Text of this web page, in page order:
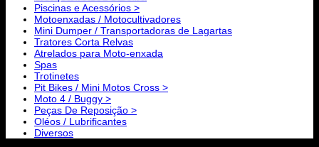
Piscinas e Acessórios >
Motoenxadas / Motocultivadores
Mini Dumper / Transportadoras de Lagartas
Tratores Corta Relvas
Atrelados para Moto-enxada
Spas
Trotinetes
Pit Bikes / Mini Motos Cross >
Moto 4 / Buggy >
Peças De Reposição >
Oléos / Lubrificantes
Diversos